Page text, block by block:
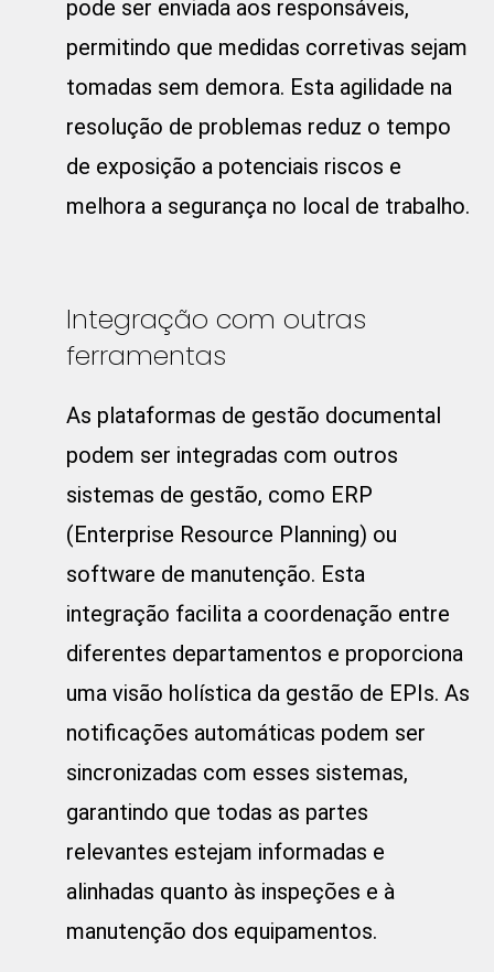
pode ser enviada aos responsáveis,
permitindo que medidas corretivas sejam
tomadas sem demora. Esta agilidade na
resolução de problemas reduz o tempo
de exposição a potenciais riscos e
melhora a segurança no local de trabalho.
Integração com outras
ferramentas
As plataformas de gestão documental
podem ser integradas com outros
sistemas de gestão, como ERP
(Enterprise Resource Planning) ou
software de manutenção. Esta
integração facilita a coordenação entre
diferentes departamentos e proporciona
uma visão holística da gestão de EPIs. As
notificações automáticas podem ser
sincronizadas com esses sistemas,
garantindo que todas as partes
relevantes estejam informadas e
alinhadas quanto às inspeções e à
manutenção dos equipamentos.